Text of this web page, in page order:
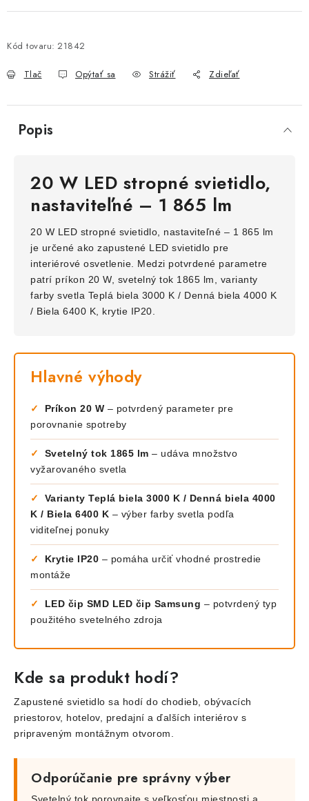
Kód tovaru: 21842
Tlač Opýtať sa Strážiť Zdieľať
Popis
20 W LED stropné svietidlo,
nastaviteľné – 1 865 lm
20 W LED stropné svietidlo, nastaviteľné – 1 865 lm
je určené ako zapustené LED svietidlo pre
interiérové osvetlenie. Medzi potvrdené parametre
patrí príkon 20 W, svetelný tok 1865 lm, varianty
farby svetla Teplá biela 3000 K / Denná biela 4000 K
/ Biela 6400 K, krytie IP20.
Hlavné výhody
✓ Príkon 20 W – potvrdený parameter pre
porovnanie spotreby
✓ Svetelný tok 1865 lm – udáva množstvo
vyžarovaného svetla
✓
Varianty Teplá biela 3000 K / Denná biela 4000
K / Biela 6400 K – výber farby svetla podľa
viditeľnej ponuky
✓ Krytie IP20 – pomáha určiť vhodné prostredie
montáže
✓ LED čip SMD LED čip Samsung – potvrdený typ
použitého svetelného zdroja
Kde sa produkt hodí?
Zapustené svietidlo sa hodí do chodieb, obývacích
priestorov, hotelov, predajní a ďalších interiérov s
pripraveným montážnym otvorom.
Odporúčanie pre správny výber